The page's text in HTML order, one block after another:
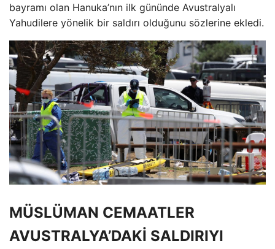
bayramı olan Hanuka’nın ilk gününde Avustralyalı
Yahudilere yönelik bir saldırı olduğunu sözlerine ekledi.
MÜSLÜMAN CEMAATLER
AVUSTRALYA’DAKİ SALDIRIYI